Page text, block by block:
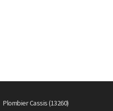
Plombier Cassis (13260)